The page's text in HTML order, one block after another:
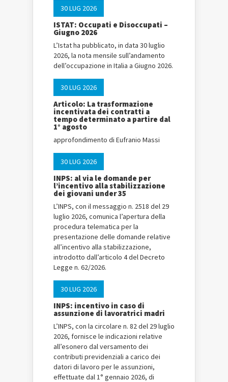
30 LUG 2026
ISTAT: Occupati e Disoccupati –
Giugno 2026
L’Istat ha pubblicato, in data 30 luglio
2026, la nota mensile sull’andamento
dell’occupazione in Italia a Giugno 2026.
30 LUG 2026
Articolo: La trasformazione
incentivata dei contratti a
tempo determinato a partire dal
1° agosto
approfondimento di Eufranio Massi
30 LUG 2026
INPS: al via le domande per
l’incentivo alla stabilizzazione
dei giovani under 35
L’INPS, con il messaggio n. 2518 del 29
luglio 2026, comunica l’apertura della
procedura telematica per la
presentazione delle domande relative
all’incentivo alla stabilizzazione,
introdotto dall’articolo 4 del Decreto
Legge n. 62/2026.
30 LUG 2026
INPS: incentivo in caso di
assunzione di lavoratrici madri
L’INPS, con la circolare n. 82 del 29 luglio
2026, fornisce le indicazioni relative
all’esonero dal versamento dei
contributi previdenziali a carico dei
datori di lavoro per le assunzioni,
effettuate dal 1° gennaio 2026, di